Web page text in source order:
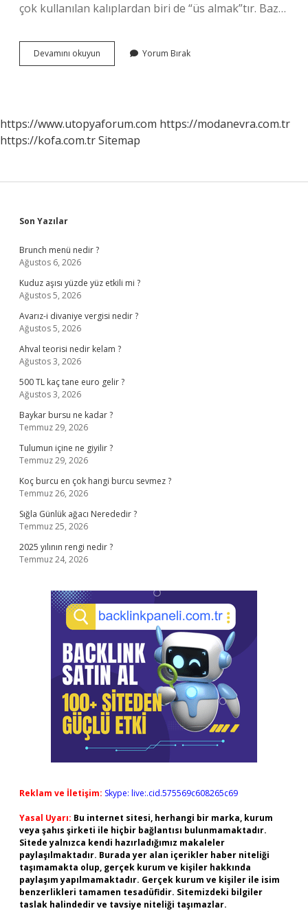
çok kullanılan kalıplardan biri de “üs almak”tır. Baz…
Devamını okuyun
Ismi
Yorum Bırak
https://www.utopyaforum.com https://modanevra.com.tr
https://kofa.com.trSitemap
Sidebar
Son Yazılar
Brunch menü nedir ?
Ağustos 6, 2026
Kuduz aşısı yüzde yüz etkili mi ?
Ağustos 5, 2026
Avarız-i divaniye vergisi nedir ?
Ağustos 5, 2026
Ahval teorisi nedir kelam ?
Ağustos 3, 2026
500 TL kaç tane euro gelir ?
Ağustos 3, 2026
Baykar bursu ne kadar ?
Temmuz 29, 2026
Tulumun içine ne giyilir ?
Temmuz 29, 2026
Koç burcu en çok hangi burcu sevmez ?
Temmuz 26, 2026
Sığla Günlük ağacı Nerededir ?
Temmuz 25, 2026
2025 yılının rengi nedir ?
Temmuz 24, 2026
Reklam ve İletişim: Skype: live:.cid.575569c608265c69
Yasal Uyarı: Bu internet sitesi, herhangi bir marka, kurum
veya şahıs şirketi ile hiçbir bağlantısı bulunmamaktadır.
Sitede yalnızca kendi hazırladığımız makaleler
paylaşılmaktadır. Burada yer alan içerikler haber niteliği
taşımamakta olup, gerçek kurum ve kişiler hakkında
paylaşım yapılmamaktadır. Gerçek kurum ve kişiler ile isim
benzerlikleri tamamen tesadüfidir. Sitemizdeki bilgiler
taslak halindedir ve tavsiye niteliği taşımazlar.